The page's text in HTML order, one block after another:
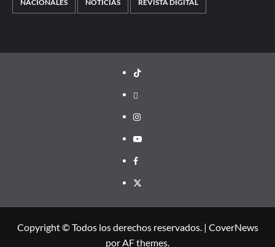
NACIONALES NOTICIAS REVISTA DIGITAL
TikTok
threads
Instagram
Youtube
Facebook
X
Copyright © Todos los derechos reservados. | CoverNews
por AF themes.